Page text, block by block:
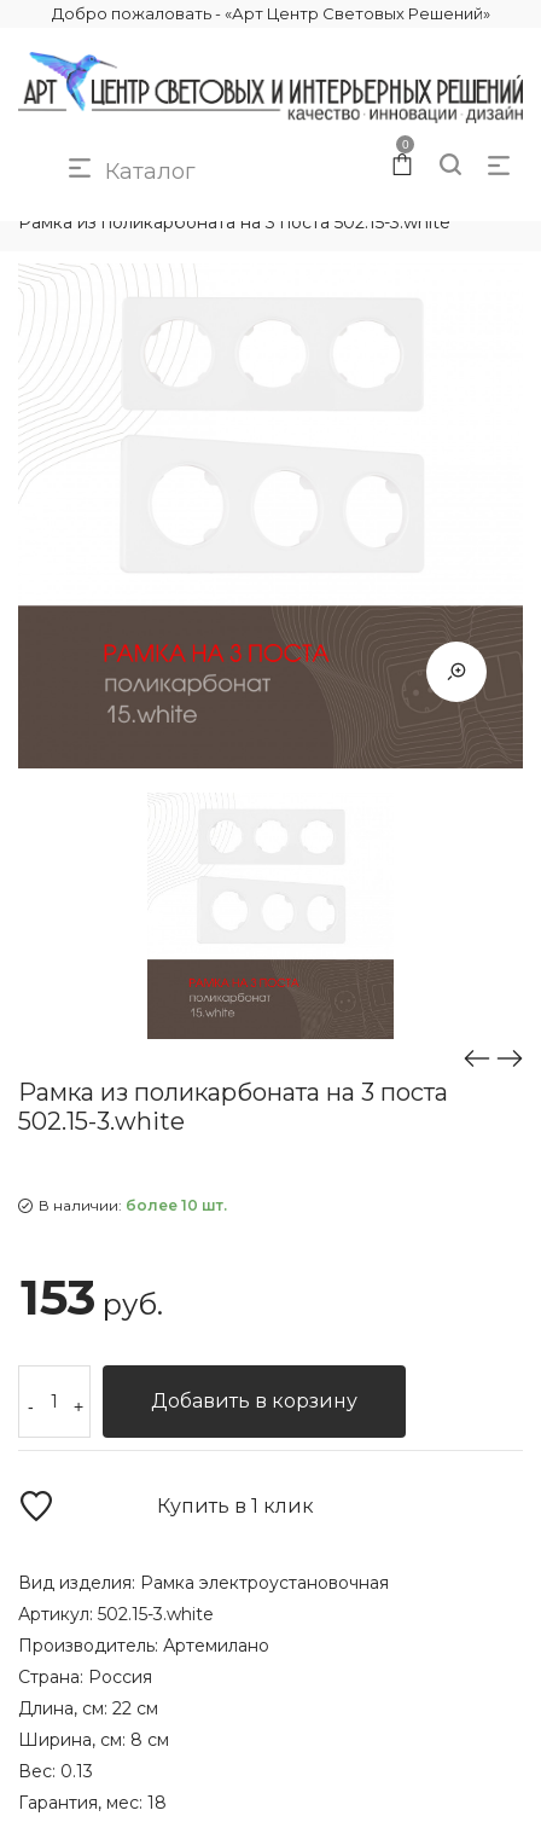
Добро пожаловать - «Арт Центр Световых Решений»
Каталог
0
Рамка из поликарбоната на 3 поста 502.15-3.white
Рамка из поликарбоната на 3 поста
502.15-3.white
В наличии: более 10 шт.
153 руб.
- + Добавить в корзину
Купить в 1 клик
Вид изделия: Рамка электроустановочная
Артикул: 502.15-3.white
Производитель: Артемилано
Страна: Россия
Длина, см: 22 см
Ширина, см: 8 см
Вес: 0.13
Гарантия, мес: 18